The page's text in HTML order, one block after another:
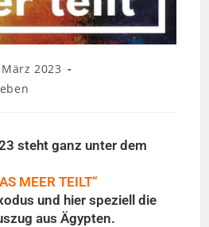
2023
steht ganz unter dem
MEER TEILT“
und hier speziell die
aus Ägypten.